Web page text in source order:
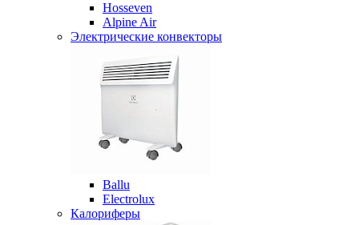
Hosseven
Alpine Air
Электрические конвекторы
Ballu
Electrolux
Калориферы